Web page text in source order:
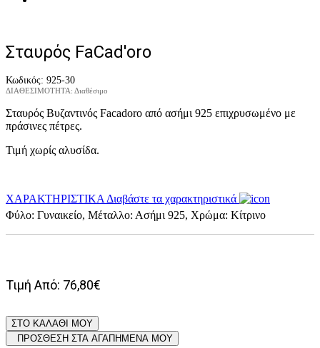
Σταυρός FaCad'oro
Κωδικός: 925-30
ΔΙΑΘΕΣΙΜΟΤΗΤΑ: Διαθέσιμο
Σταυρός Βυζαντινός Facadoro από ασήμι 925 επιχρυσωμένο με
πράσινες πέτρες.
Τιμή χωρίς αλυσίδα.
ΧΑΡΑΚΤΗΡΙΣΤΙΚΑΔιαβάστε τα χαρακτηριστικά
Φύλο: Γυναικείο, Μέταλλο: Ασήμι 925, Χρώμα: Κίτρινο
Τιμή Από: 76,80€
ΣΤΟ ΚΑΛΑΘΙ ΜΟΥ
ΠΡΟΣΘΕΣΗ ΣΤΑ ΑΓΑΠΗΜΕΝΑ ΜΟΥ